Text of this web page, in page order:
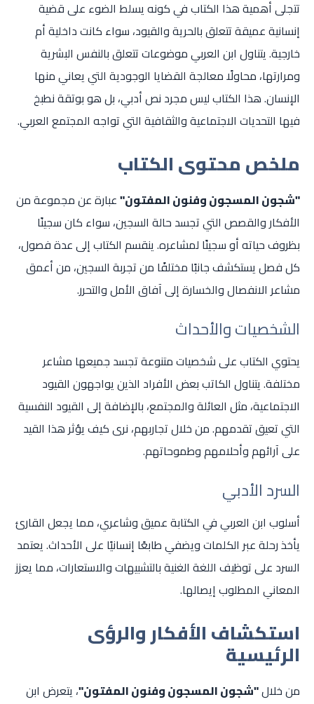
تتجلى أهمية هذا الكتاب في كونه يسلط الضوء على قضية
إنسانية عميقة تتعلق بالحرية والقيود، سواء كانت داخلية أم
خارجية. يتناول ابن العربي موضوعات تتعلق بالنفس البشرية
ومرارتها، محاولًا معالجة القضايا الوجودية التي يعاني منها
الإنسان. هذا الكتاب ليس مجرد نص أدبي، بل هو بوتقة نطبخ
فيها التحديات الاجتماعية والثقافية التي تواجه المجتمع العربي.
ملخص محتوى الكتاب
"شجون المسجون وفنون المفتون"عبارة عن مجموعة من
الأفكار والقصص التي تجسد حالة السجين، سواء كان سجينًا
بظروف حياته أو سجينًا لمشاعره. ينقسم الكتاب إلى عدة فصول،
كل فصل يستكشف جانبًا مختلفًا من تجربة السجين، من أعمق
مشاعر الانفصال والخسارة إلى آفاق الأمل والتحرر.
الشخصيات والأحداث
يحتوي الكتاب على شخصيات متنوعة تجسد جميعها مشاعر
مختلفة. يتناول الكاتب بعض الأفراد الذين يواجهون القيود
الاجتماعية، مثل العائلة والمجتمع، بالإضافة إلى القيود النفسية
التي تعيق تقدمهم. من خلال تجاربهم، نرى كيف يؤثر هذا القيد
على آرائهم وأحلامهم وطموحاتهم.
السرد الأدبي
أسلوب ابن العربي في الكتابة عميق وشاعري، مما يجعل القارئ
يأخذ رحلة عبر الكلمات ويضفي طابعًا إنسانيًا على الأحداث. يعتمد
السرد على توظيف اللغة الغنية بالتشبيهات والاستعارات، مما يعزز
المعاني المطلوب إيصالها.
استكشاف الأفكار والرؤى
الرئيسية
من خلال"شجون المسجون وفنون المفتون"، يتعرض ابن